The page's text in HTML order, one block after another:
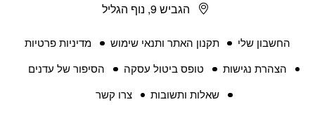
החשבון שלי תקנון האתר ותנאי שימוש
מדיניות פרטיות
הצהרת נגישות
טופס ביטול עסקה
הסיפור של עדנים
שאלות ותשובות
צרו קשר
הגביש 9, נוף הגליל